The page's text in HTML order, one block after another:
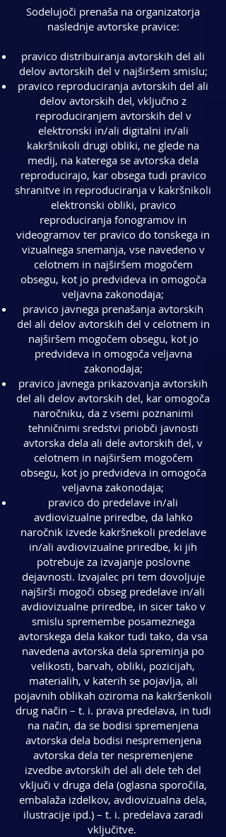
Sodelujoči prenaša na organizatorja
naslednje avtorske pravice:
pravico distribuiranja avtorskih del ali
delov avtorskih del v najširšem smislu;
pravico reproduciranja avtorskih del ali
delov avtorskih del, vključno z
reproduciranjem avtorskih del v
elektronski in/ali digitalni in/ali
kakršnikoli drugi obliki, ne glede na
medij, na katerega se avtorska dela
reproducirajo, kar obsega tudi pravico
shranitve in reproduciranja v kakršnikoli
elektronski obliki, pravico
reproduciranja fonogramov in
videogramov ter pravico do tonskega in
vizualnega snemanja, vse navedeno v
celotnem in najširšem mogočem
obsegu, kot jo predvideva in omogoča
veljavna zakonodaja;
pravico javnega prenašanja avtorskih
del ali delov avtorskih del v celotnem in
najširšem mogočem obsegu, kot jo
predvideva in omogoča veljavna
zakonodaja;
pravico javnega prikazovanja avtorskih
del ali delov avtorskih del, kar omogoča
naročniku, da z vsemi poznanimi
tehničnimi sredstvi priobči javnosti
avtorska dela ali dele avtorskih del, v
celotnem in najširšem mogočem
obsegu, kot jo predvideva in omogoča
veljavna zakonodaja;
pravico do predelave in/ali
avdiovizualne priredbe, da lahko
naročnik izvede kakršnekoli predelave
in/ali avdiovizualne priredbe, ki jih
potrebuje za izvajanje poslovne
dejavnosti. Izvajalec pri tem dovoljuje
najširši mogoči obseg predelave in/ali
avdiovizualne priredbe, in sicer tako v
smislu spremembe posameznega
avtorskega dela kakor tudi tako, da vsa
navedena avtorska dela spreminja po
velikosti, barvah, obliki, pozicijah,
materialih, v katerih se pojavlja, ali
pojavnih oblikah oziroma na kakršenkoli
drug način – t. i. prava predelava, in tudi
na način, da se bodisi spremenjena
avtorska dela bodisi nespremenjena
avtorska dela ter nespremenjene
izvedbe avtorskih del ali dele teh del
vključi v druga dela (oglasna sporočila,
embalaža izdelkov, avdiovizualna dela,
ilustracije ipd.) – t. i. predelava zaradi
vključitve.